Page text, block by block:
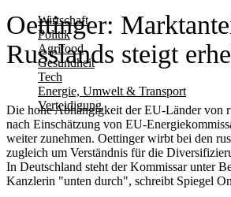
Wirtschaft
Politik
Agrifood
Gesundheit
Tech
Energie, Umwelt & Transport
Verteidigung
Oettinger:
Russlands steigt
Die hohe Abhängigkeit der EU-Länder von
nach Einschätzung von EU-
weiter zunehmen. Oettinger wirbt bei den
zugleich um Verständnis für die
In Deutschland steht der Kommissar unter
Kanzlerin "unten durch", schreibt Spiegel